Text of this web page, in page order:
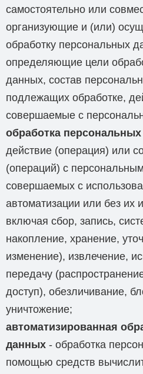
самостоятельно или
организующие и (или)
обработку персональных
определяющие цели
данных, состав
подлежащих обработке,
совершаемые с
обработка
действие (операция) или
(операций) с
совершаемых с
автоматизации или без их
включая сбор, запись,
накопление, хранение,
изменение), извлечение,
передачу
доступ), обезличивание,
уничтожение;
автоматизированная
данных - обработка
помощью средств